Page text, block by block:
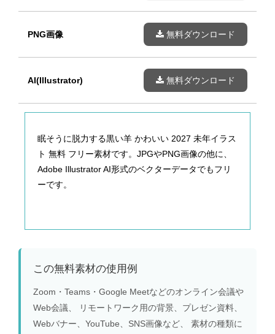
PNG画像 無料ダウンロード
AI(Illustrator) 無料ダウンロード
眠そうに脱力する黒い羊 かわいい 2027 未年イラス
ト 無料 フリー素材です。JPGやPNG画像の他に、
Adobe Illustrator AI形式のベクターデータでもフリ
ーです。
この無料素材の使用例
Zoom・Teams・Google Meetなどのオンライン会議や
Web会議、 リモートワーク用の背景、プレゼン資料、
Webバナー、YouTube、SNS画像など、 素材の種類に